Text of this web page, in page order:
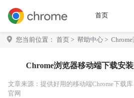
首页
您当前位置： 首页 > 帮助中心 > Chrome浏览器移动端下载安装安全
Chrome浏览器移动端下载安
文章来源： 提供好用的移动端Chrome下载
官网